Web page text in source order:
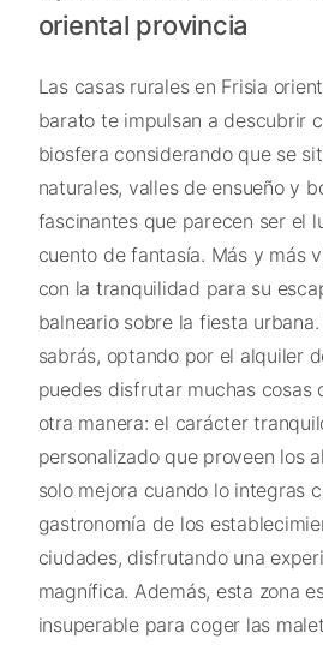
oriental provincia
Las casas rurales en Frisia
barato te impulsan a descubrir
biosfera considerando que se
naturales, valles de ensueño y
fascinantes que parecen ser el
cuento de fantasía. Más y más
con la tranquilidad para su
balneario sobre la fiesta
sabrás, optando por el alquiler
puedes disfrutar muchas cosas
otra manera: el carácter
personalizado que proveen los
solo mejora cuando lo integras
gastronomía de los
ciudades, disfrutando una
magnífica. Además, esta zona
insuperable para coger las